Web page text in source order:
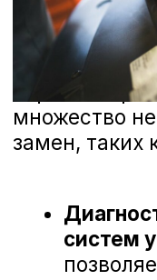
Сервис
Сервис BMW
Сервис Porsche
Сервис Voyah
M-Hero
AITO SERES
Evolute